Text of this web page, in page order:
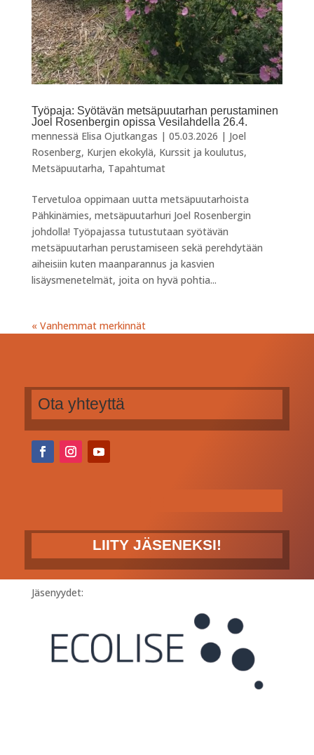
Työpaja: Syötävän metsäpuutarhan perustaminen
Joel Rosenbergin opissa Vesilahdella 26.4.
mennessä Elisa Ojutkangas | 05.03.2026 | Joel
Rosenberg, Kurjen ekokylä, Kurssit ja koulutus,
Metsäpuutarha, Tapahtumat
Tervetuloa oppimaan uutta metsäpuutarhoista
Pähkinämies, metsäpuutarhuri Joel Rosenbergin
johdolla! Työpajassa tutustutaan syötävän
metsäpuutarhan perustamiseen sekä perehdytään
aiheisiin kuten maanparannus ja kasvien
lisäysmenetelmät, joita on hyvä pohtia...
« Vanhemmat merkinnät
Ota yhteyttä
LIITY JÄSENEKSI!
Jäsenyydet: